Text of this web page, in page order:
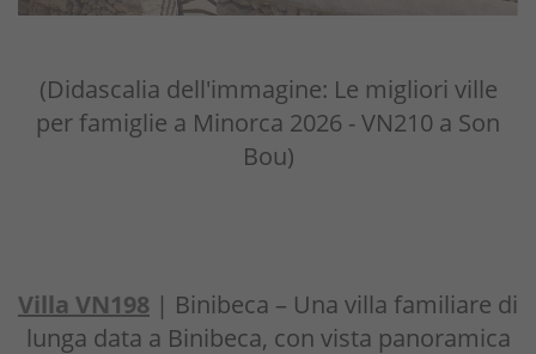
(Didascalia dell'immagine: Le migliori ville
per famiglie a Minorca 2026 - VN210 a Son
Bou)
Villa VN198 | Binibeca – Una villa familiare di
lunga data a Binibeca, con vista panoramica